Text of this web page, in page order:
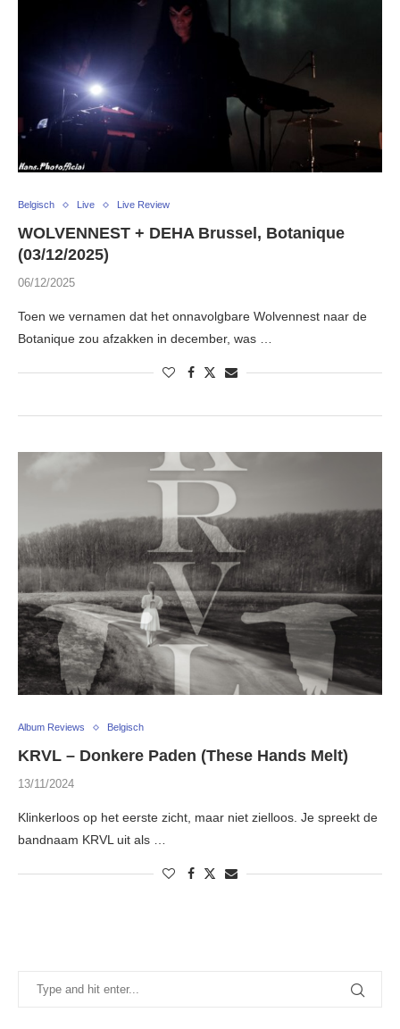
Belgisch Live Live Review
WOLVENNEST + DEHA Brussel, Botanique
(03/12/2025)
06/12/2025
Toen we vernamen dat het onnavolgbare Wolvennest naar de
Botanique zou afzakken in december, was …
Album Reviews Belgisch
KRVL – Donkere Paden (These Hands Melt)
13/11/2024
Klinkerloos op het eerste zicht, maar niet zielloos. Je spreekt de
bandnaam KRVL uit als …